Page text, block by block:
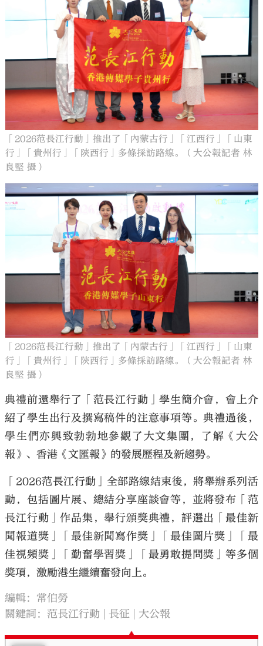
「2026范長江行動」推出了「內蒙古行」「江西行」「山東
行」「貴州行」「陝西行」多條採訪路線。（大公報記者 林
良堅 攝）
「2026范長江行動」推出了「內蒙古行」「江西行」「山東
行」「貴州行」「陝西行」多條採訪路線。（大公報記者 林
良堅 攝）
典禮前還舉行了「范長江行動」學生簡介會，會上介
紹了學生出行及撰寫稿件的注意事項等。典禮過後，
學生們亦興致勃勃地參觀了大文集團，了解《大公
報》、香港《文匯報》的發展歷程及新趨勢。
「2026范長江行動」全部路線結束後，將舉辦系列活
動，包括圖片展、總結分享座談會等，並將發布「范
長江行動」作品集，舉行頒獎典禮，評選出「最佳新
聞報道獎」「最佳新聞寫作獎」「最佳圖片獎」「最
佳視頻獎」「勤奮學習獎」「最勇敢提問獎」等多個
獎項，激勵港生繼續奮發向上。
編輯：常伯勞
關鍵詞： 范長江行動 長征 大公報